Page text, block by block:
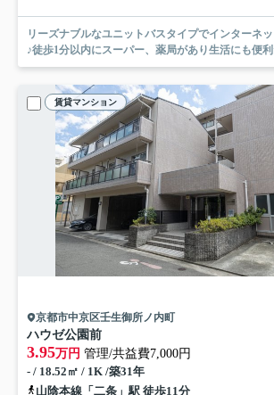
リーズナブルなユニットバスタイプでインターネ
♪徒歩1分以内にスーパー、薬局があり生活にも便
賃貸マンション
京都市中京区壬生御所ノ内町
ハウゼ公園前
3.95万円 管理/共益費7,000円
- / 18.52㎡ / 1K /築31年
山陰本線「二条」駅 徒歩11分